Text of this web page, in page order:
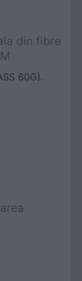
din fibre
60G).